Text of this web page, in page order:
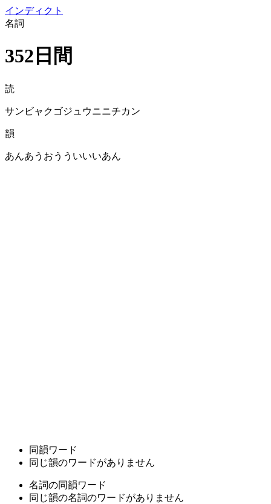
インディクト
名詞
352日間
読
サンビャクゴジュウニニチカン
韻
あんあうおうういいいあん
同韻ワード
同じ韻のワードがありません
名詞の同韻ワード
同じ韻の名詞のワードがありません